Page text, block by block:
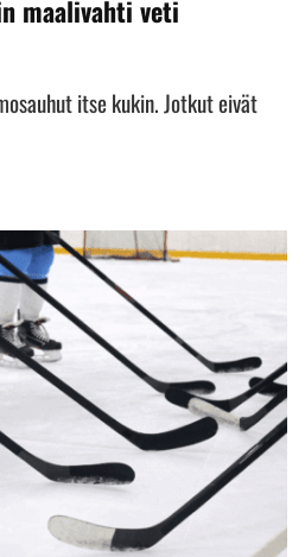
maalivahti veti
itse kukin. Jotkut eivät